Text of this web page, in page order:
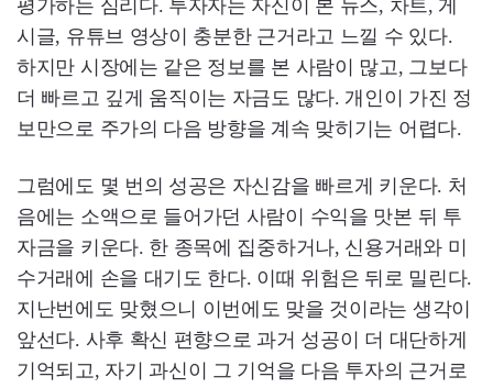
평가하는 심리다. 투자자는 자신이 본 뉴스, 차트, 게
시글, 유튜브 영상이 충분한 근거라고 느낄 수 있다.
하지만 시장에는 같은 정보를 본 사람이 많고, 그보다
더 빠르고 깊게 움직이는 자금도 많다. 개인이 가진 정
보만으로 주가의 다음 방향을 계속 맞히기는 어렵다.
그럼에도 몇 번의 성공은 자신감을 빠르게 키운다. 처
음에는 소액으로 들어가던 사람이 수익을 맛본 뒤 투
자금을 키운다. 한 종목에 집중하거나, 신용거래와 미
수거래에 손을 대기도 한다. 이때 위험은 뒤로 밀린다.
지난번에도 맞혔으니 이번에도 맞을 것이라는 생각이
앞선다. 사후 확신 편향으로 과거 성공이 더 대단하게
기억되고, 자기 과신이 그 기억을 다음 투자의 근거로